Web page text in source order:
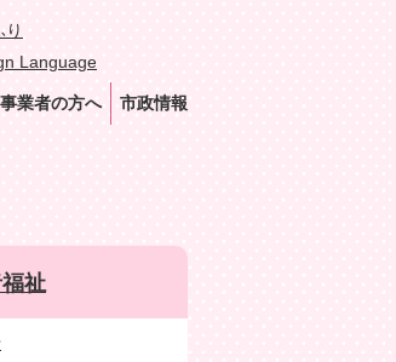
り
Language
事業者の方へ 市政情報
祉